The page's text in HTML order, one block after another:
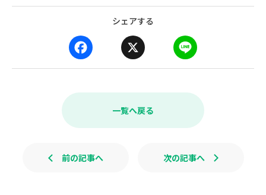
シェアする
a
e
k
i
e
一覧へ戻る
前の記事へ 次の記事へ